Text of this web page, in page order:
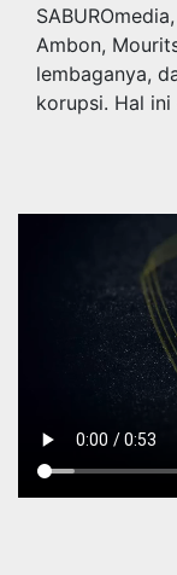
Ambon,
lembaganya,
korupsi. Hal